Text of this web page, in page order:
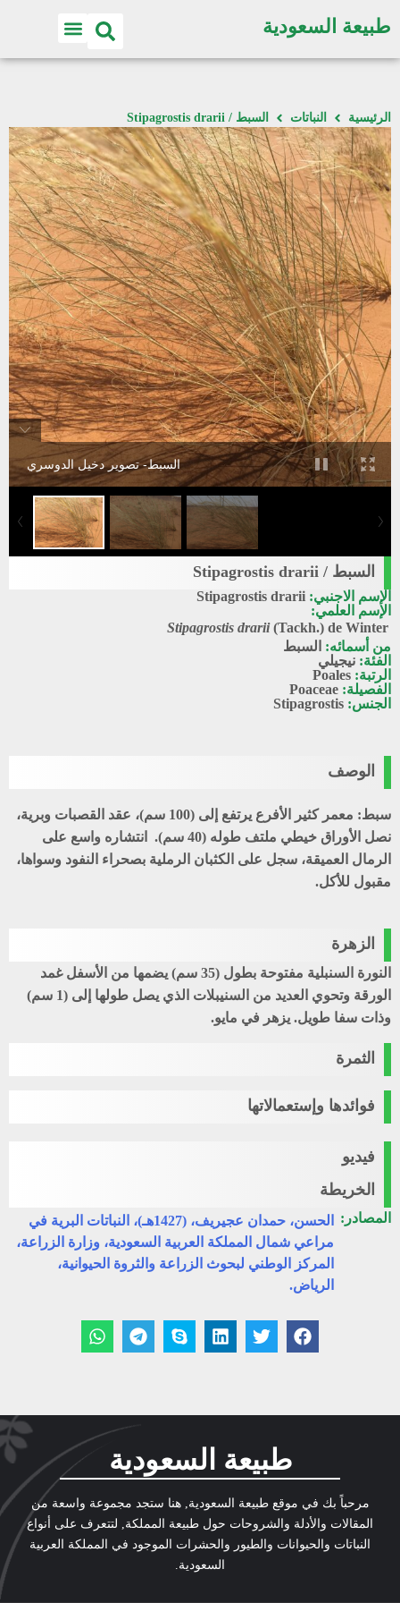
طبيعة السعودية
الرئيسية النباتات السبط / Stipagrostis drarii
السبط- تصوير دخيل الدوسري
السبط / Stipagrostis drarii
الإسم الاجنبي: Stipagrostis drarii
الإسم العلمي:
Stipagrostis drarii(Tackh.) de Winter
من أسمائه: السبط
الفئة: نيجيلي
الرتبة: Poales
الفصيلة: Poaceae
الجنس: Stipagrostis
الوصف
سبط
: معمر كثير الأفرع يرتفع إلى (100 سم)، عقد القصبات وبرية،
نصل الأوراق خيطي ملتف طوله (40 سم). انتشاره واسع على
الرمال العميقة، سجل على الكثبان الرملية بصحراء النفود وسواها،
مقبول للأكل.
الزهرة
النورة السنبلية مفتوحة بطول (35 سم) يضمها من الأسفل غمد
الورقة وتحوي العديد من السنيبلات الذي يصل طولها إلى (1 سم)
وذات سفا طويل. يزهر في مايو.
الثمرة
فوائدها وإستعمالاتها
فيديو
الخريطة
المصادر:
الحسن، حمدان عجيريف، (1427هـ)، النباتات البرية في
مراعي شمال المملكة العربية السعودية، وزارة الزراعة،
المركز الوطني لبحوث الزراعة والثروة الحيوانية،
الرياض.
طبيعة السعودية
مرحباً بك في موقع طبيعة السعودية, هنا ستجد مجموعة واسعة من
المقالات والأدلة والشروحات حول طبيعة المملكة, لتتعرف على أنواع
النباتات والحيوانات والطيور والحشرات الموجود في المملكة العربية
السعودية.